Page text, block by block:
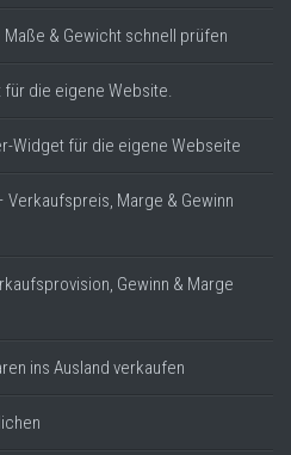
& Gewicht schnell prüfen
die eigene Website.
Widget für die eigene Webseite
Marge & Gewinn
Gewinn & Marge
ins Ausland verkaufen